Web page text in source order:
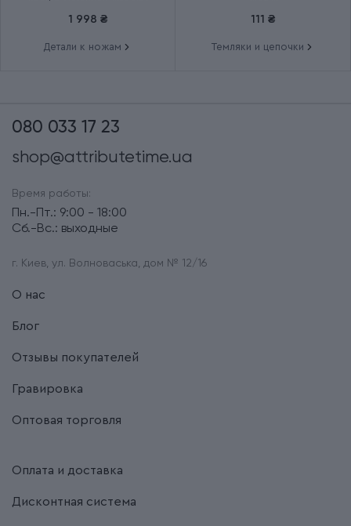
1 998 ₴
Детали к ножам
111 ₴
Темляки и цепочки
080 033 17 23
shop@attributetime.ua
Время работы:
Пн.-Пт.: 9:00 - 18:00
Сб.-Вс.: выходные
г. Киев, ул. Волноваська, дом № 12/16
О нас
Блог
Отзывы покупателей
Гравировка
Оптовая торговля
Оплата и доставка
Дисконтная система